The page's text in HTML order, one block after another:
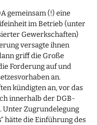
gemeinsam (!) eine
im Betrieb (unter
Gewerkschaften)
versagte ihnen
griff die Große
Forderung auf und
an.
kündigten an, vor das
innerhalb der DGB-
Unter Zugrundelegung
hätte die Einführung des